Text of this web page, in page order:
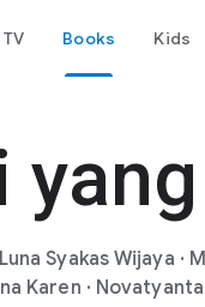
Books Kids
Luna Syakas Wijaya ·
Karen ·